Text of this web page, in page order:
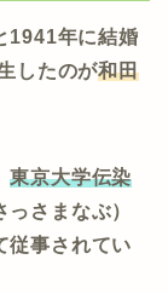
1941年に結婚
したのが和田
東京大学伝染
さまなぶ）
従事されてい